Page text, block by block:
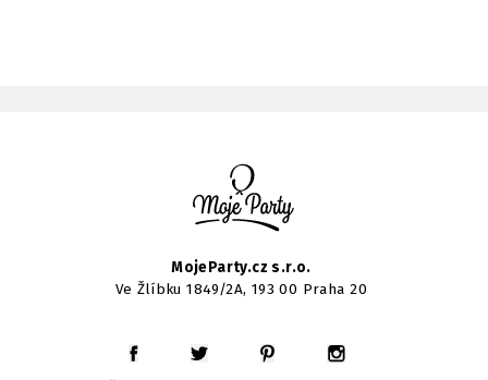
MojeParty.cz s.r.o.
Ve Žlíbku 1849/2A, 193 00 Praha 20